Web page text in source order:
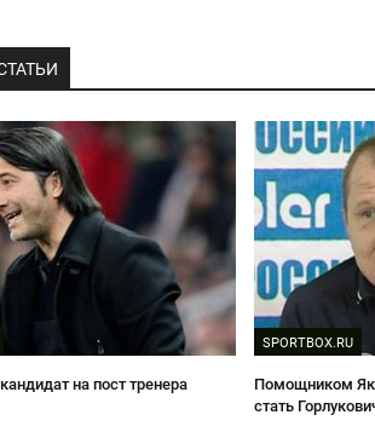
на пост тренера
SPORTBOX.RU
Помощником
стать